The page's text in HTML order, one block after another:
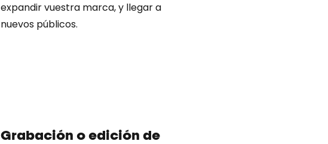
expandir vuestra marca, y llegar a
nuevos públicos.
Grabación o edición de